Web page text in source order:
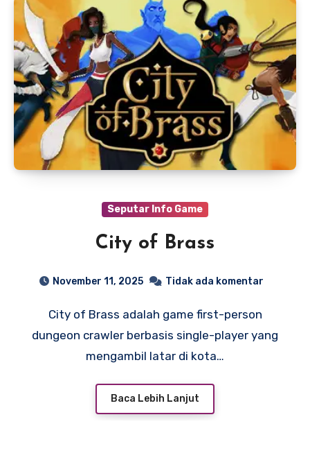
Seputar Info Game
City of Brass
November 11, 2025 Tidak ada komentar
City of Brass adalah game first-person
dungeon crawler berbasis single-player yang
mengambil latar di kota…
Baca Lebih Lanjut